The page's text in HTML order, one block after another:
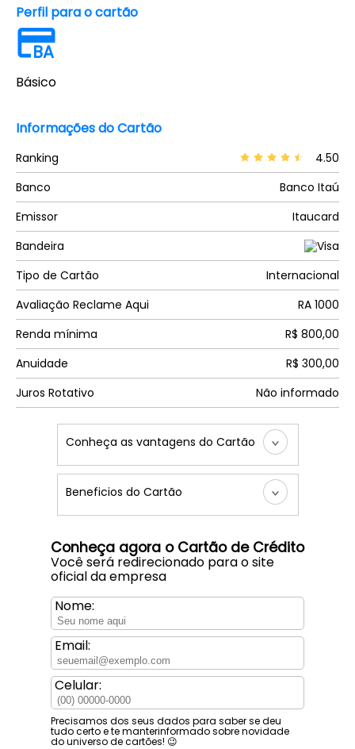
Perfil para o cartão
BA
Básico
Informações do Cartão
Ranking
4.50
Banco
Banco Itaú
Emissor
Itaucard
Bandeira
Tipo de Cartão
Internacional
Avaliação Reclame Aqui
RA 1000
Renda mínima
R$ 800,00
Anuidade
R$ 300,00
Juros Rotativo
Não informado
Conheça as vantagens do Cartão
Beneficios do Cartão
Conheça agora o Cartão de Crédito
Você será redirecionado para o site
oficial da empresa
Nome:
Email:
Celular:
Precisamos dos seus dados para saber se deu
tudo certo e te manterinformado sobre novidade
do universo de cartões! 😉